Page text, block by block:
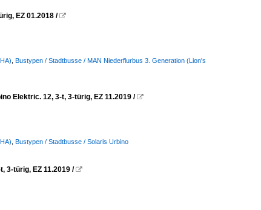
EZ 01.2018 / 
Bustypen / Stadtbusse / MAN Niederflurbus 3. Generation (Lion's
Elektric. 12, 3-t, 3-türig, EZ 11.2019 / 
Bustypen / Stadtbusse / Solaris Urbino
3-türig, EZ 11.2019 / 